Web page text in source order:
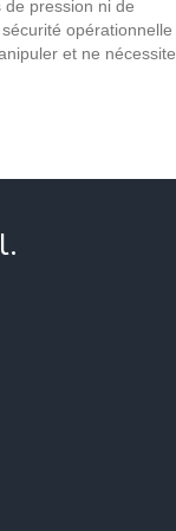
pression ni de
opérationnelle
et ne nécessite